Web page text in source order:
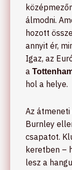
álmodni.
hozott
annyit ér,
Igaz, az
a
hol a helye.
Az
Burnley
csapatot.
keretben –
lesz a